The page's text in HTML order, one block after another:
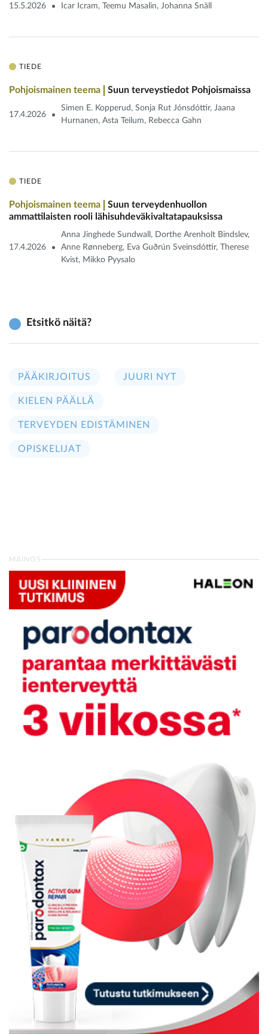
15.5.2026 Icar Icram, Teemu Masalin, Johanna Snäll
TIEDE
Pohjoismainen teema Suun terveystiedot Pohjoismaissa
17.4.2026
Simen E. Kopperud, Sonja Rut Jónsdóttir, Jaana
Hurnanen, Asta Teilum, Rebecca Gahn
TIEDE
Pohjoismainen teema
Suun terveydenhuollon
ammattilaisten rooli lähisuhdeväkivaltatapauksissa
17.4.2026
Anna Jinghede Sundwall, Dorthe Arenholt Bindslev,
Anne Rønneberg, Eva Guðrún Sveinsdóttir, Therese
Kvist, Mikko Pyysalo
Etsitkö näitä?
PÄÄKIRJOITUS JUURI NYT
KIELEN PÄÄLLÄ
TERVEYDEN EDISTÄMINEN
OPISKELIJAT
MAINOS